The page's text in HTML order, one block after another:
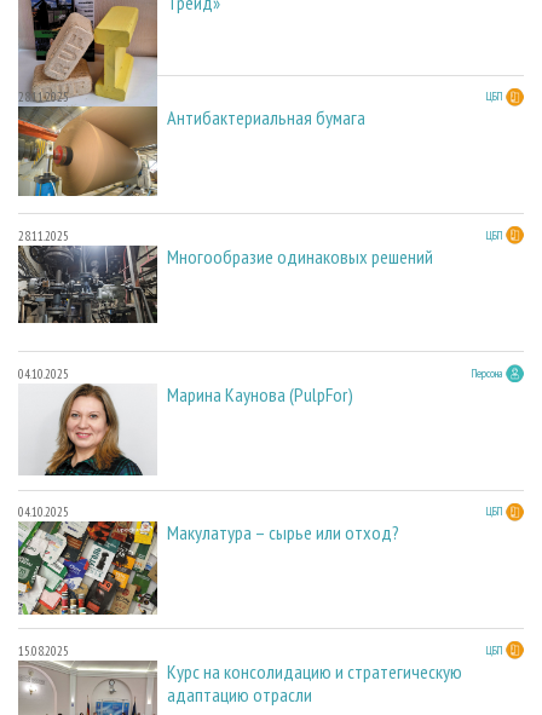
28.11.2025 ЦБП
Антибактериальная бумага
28.11.2025 ЦБП
Многообразие одинаковых решений
04.10.2025 Персона
Марина Каунова (PulpFor)
04.10.2025 ЦБП
Макулатура – сырье или отход?
15.08.2025 ЦБП
Курс на консолидацию и стратегическую
адаптацию отрасли